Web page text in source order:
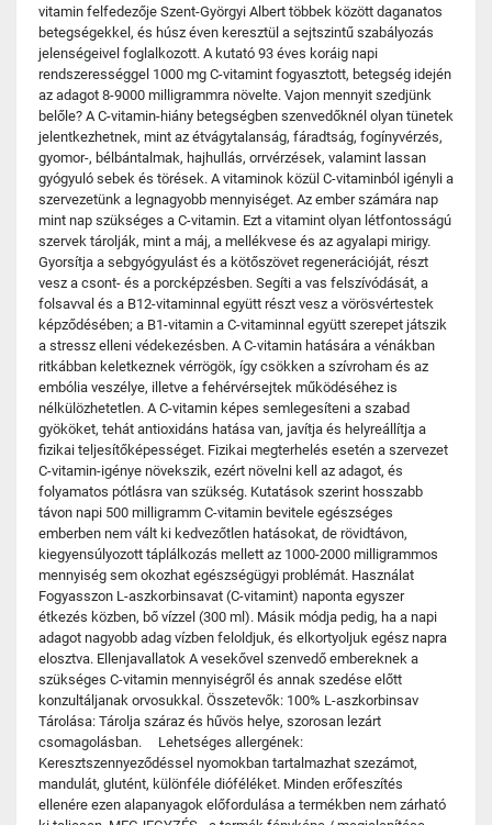
vitamin felfedezője Szent-Györgyi Albert többek között daganatos
betegségekkel, és húsz éven keresztül a sejtszintű szabályozás
jelenségeivel foglalkozott. A kutató 93 éves koráig napi
rendszerességgel 1000 mg C-vitamint fogyasztott, betegség idején
az adagot 8-9000 milligrammra növelte. Vajon mennyit szedjünk
belőle? A C-vitamin-hiány betegségben szenvedőknél olyan tünetek
jelentkezhetnek, mint az étvágytalanság, fáradtság, fogínyvérzés,
gyomor-, bélbántalmak, hajhullás, orrvérzések, valamint lassan
gyógyuló sebek és törések. A vitaminok közül C-vitaminból igényli a
szervezetünk a legnagyobb mennyiséget. Az ember számára nap
mint nap szükséges a C-vitamin. Ezt a vitamint olyan létfontosságú
szervek tárolják, mint a máj, a mellékvese és az agyalapi mirigy.
Gyorsítja a sebgyógyulást és a kötőszövet regenerációját, részt
vesz a csont- és a porcképzésben. Segíti a vas felszívódását, a
folsavval és a B12-vitaminnal együtt részt vesz a vörösvértestek
képződésében; a B1-vitamin a C-vitaminnal együtt szerepet játszik
a stressz elleni védekezésben. A C-vitamin hatására a vénákban
ritkábban keletkeznek vérrögök, így csökken a szívroham és az
embólia veszélye, illetve a fehérvérsejtek működéséhez is
nélkülözhetetlen. A C-vitamin képes semlegesíteni a szabad
gyököket, tehát antioxidáns hatása van, javítja és helyreállítja a
fizikai teljesítőképességet. Fizikai megterhelés esetén a szervezet
C-vitamin-igénye növekszik, ezért növelni kell az adagot, és
folyamatos pótlásra van szükség. Kutatások szerint hosszabb
távon napi 500 milligramm C-vitamin bevitele egészséges
emberben nem vált ki kedvezőtlen hatásokat, de rövidtávon,
kiegyensúlyozott táplálkozás mellett az 1000-2000 milligrammos
mennyiség sem okozhat egészségügyi problémát. Használat
Fogyasszon L-aszkorbinsavat (C-vitamint) naponta egyszer
étkezés közben, bő vízzel (300 ml). Másik módja pedig, ha a napi
adagot nagyobb adag vízben feloldjuk, és elkortyoljuk egész napra
elosztva. Ellenjavallatok A vesekővel szenvedő embereknek a
szükséges C-vitamin mennyiségről és annak szedése előtt
konzultáljanak orvosukkal. Összetevők: 100% L-aszkorbinsav
Tárolása: Tárolja száraz és hűvös helye, szorosan lezárt
csomagolásban. Lehetséges allergének:
Keresztszennyeződéssel nyomokban tartalmazhat szezámot,
mandulát, glutént, különféle dióféléket. Minden erőfeszítés
ellenére ezen alapanyagok előfordulása a termékben nem zárható